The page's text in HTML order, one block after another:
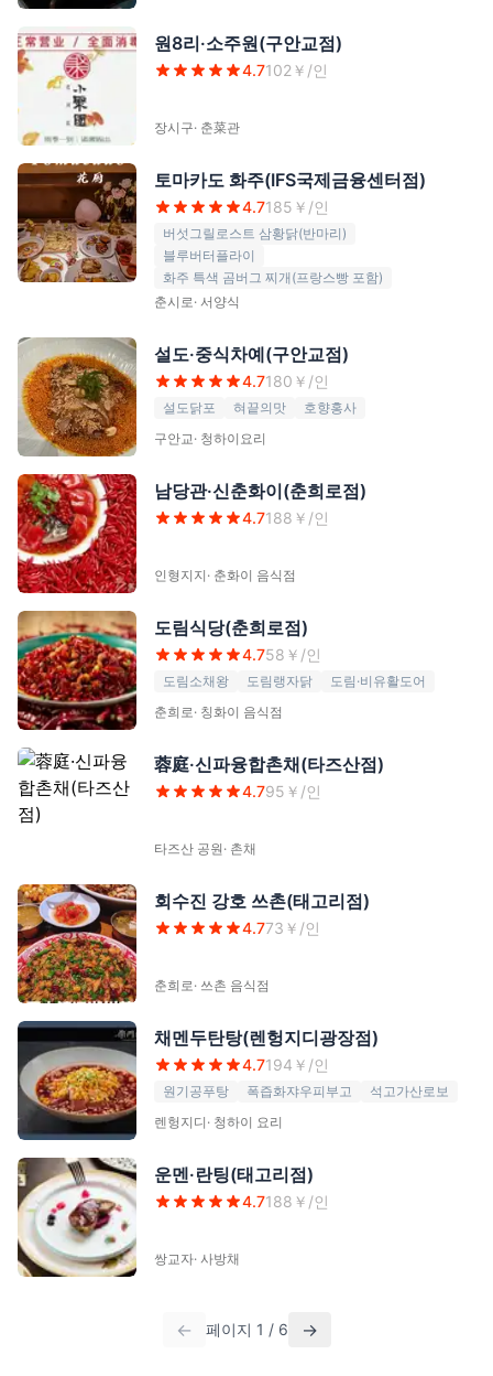
원8리·소주원(구안교점)
4.7102 ￥/인
장시구· 춘菜관
토마카도 화주(IFS국제금융센터점)
4.7185 ￥/인
버섯그릴로스트 삼황닭(반마리)
블루버터플라이
화주 특색 곰버그 찌개(프랑스빵 포함)
춘시로· 서양식
설도·중식차예(구안교점)
4.7180 ￥/인
설도닭포 혀끝의맛
호향홍사
구안교· 청하이요리
남당관·신춘화이(춘희로점)
4.7188 ￥/인
인형지지 · 춘화이 음식점
도림식당(춘희로점)
4.758 ￥/인
도림소채왕 도림랭자닭
도림·비유활도어
춘희로· 칭화이 음식점
蓉庭·신파융합촌채(타즈산점)
4.795 ￥/인
타즈산 공원 · 촌채
회수진 강호 쓰촌(태고리점)
4.773 ￥/인
춘희로· 쓰촌 음식점
채멘두탄탕(렌헝지디광장점)
4.7194 ￥/인
원기공푸탕 폭즙화쟈우피부고
석고가산로보
렌헝지디 · 청하이 요리
운멘·란팅(태고리점)
4.7188 ￥/인
쌍교자· 사방채
← 페이지 1 / 6 →